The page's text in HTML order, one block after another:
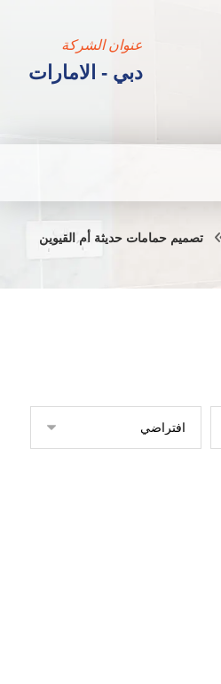
عنوان الشركة
دبي - الامارات
تصميم حمامات حديثة أم القيوين